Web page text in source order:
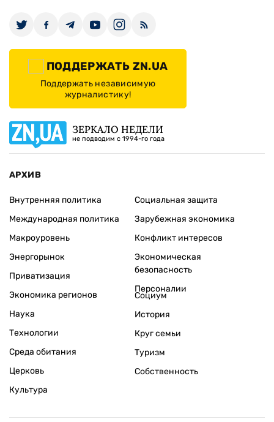
ПОДДЕРЖАТЬ ZN.UA
Поддержать независимую
журналистику!
ЗЕРКАЛО НЕДЕЛИ
не подводим с 1994-го года
АРХИВ
Внутренняя политика
Международная политика
Макроуровень
Энергорынок
Приватизация
Экономика регионов
Социальная защита
Зарубежная экономика
Конфликт интересов
Экономическая
безопасность
Персоналии
Наука
Технологии
Среда обитания
Церковь
Культура
Социум
История
Круг семьи
Туризм
Собственность